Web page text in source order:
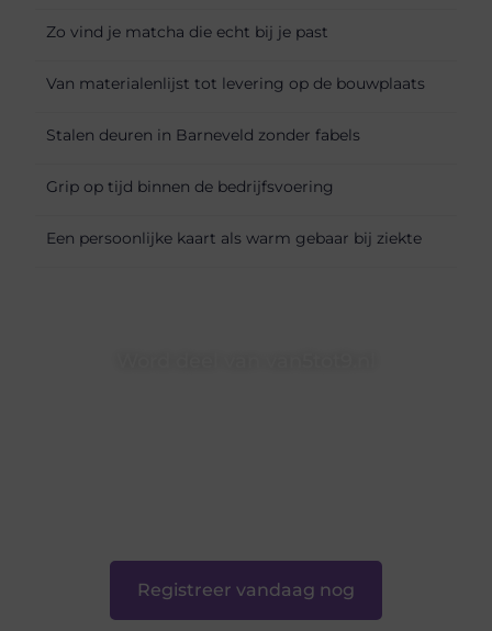
Zo vind je matcha die echt bij je past
Van materialenlijst tot levering op de bouwplaats
Stalen deuren in Barneveld zonder fabels
Grip op tijd binnen de bedrijfsvoering
Een persoonlijke kaart als warm gebaar bij ziekte
Registreer vandaag nog